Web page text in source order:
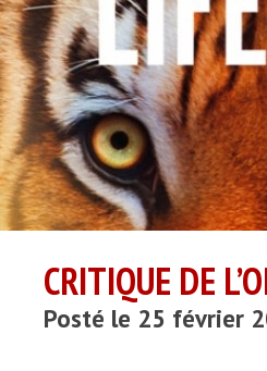
CRITIQUE DE
Posté le 25 février